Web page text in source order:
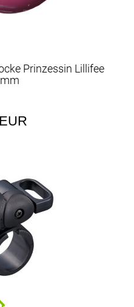
Prinzessin Lillifee